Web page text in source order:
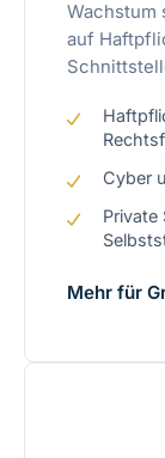
Wachstum
auf
Cyber
Private
Mehr für